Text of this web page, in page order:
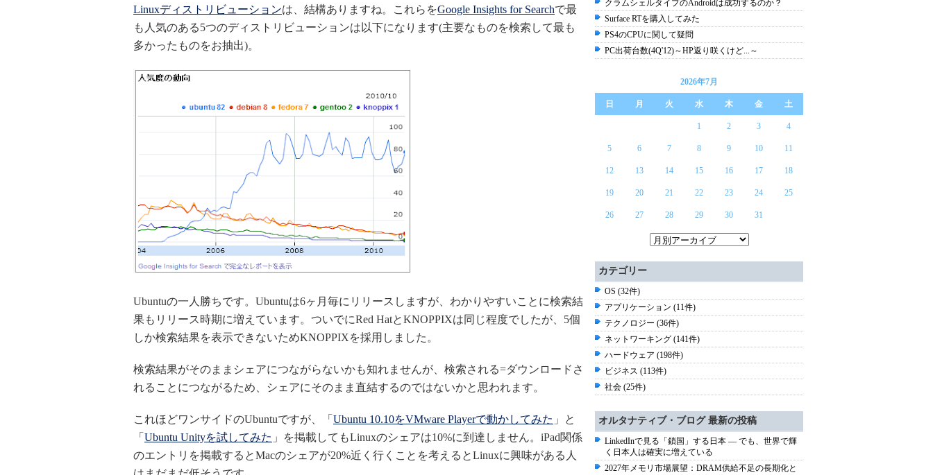
Linuxディストリビューションは、結構ありますね。これらをGoogle Insights for Searchで最
も人気のある5つのディストリビューションは以下になります(主要なものを検索して最も
多かったものをお抽出)。
Ubuntuの一人勝ちです。Ubuntuは6ヶ月毎にリリースしますが、わかりやすいことに検索結
果もリリース時期に増えています。ついでにRed HatとKNOPPIXは同じ程度でしたが、5個
しか検索結果を表示できないためKNOPPIXを採用しました。
検索結果がそのままシェアにつながらないかも知れませんが、検索される=ダウンロードさ
れることにつながるため、シェアにそのまま直結するのではないかと思われます。
これほどワンサイドのUbuntuですが、「 Ubuntu 10.10をVMware Playerで動かしてみた 」と
「 Ubuntu Unityを試してみた 」を掲載してもLinuxのシェアは10%に到達しません。iPad関係
のエントリを掲載するとMacのシェアが20%近く行くことを考えるとLinuxに興味がある人
クラムシェルタイプのAndroidは成功するのか？
Surface RTを購入してみた
PS4のCPUに関して疑問
PC出荷台数(4Q'12)～HP返り咲くけど...～
2026年7月
日 月 火 水 木 金 土
1 2 3 4
5 6 7 8 9 10 11
12 13 14 15 16 17 18
19 20 21 22 23 24 25
26 27 28 29 30 31
カテゴリー
OS (32件)
アプリケーション (11件)
テクノロジー (36件)
ネットワーキング (141件)
ハードウェア (198件)
ビジネス (113件)
社会 (25件)
オルタナティブ・ブログ 最新の投稿
LinkedInで見る「鎖国」する日本 ― でも、世界で輝
く日本人は確実に増えている
2027年メモリ市場展望：DRAM供給不足の長期化と